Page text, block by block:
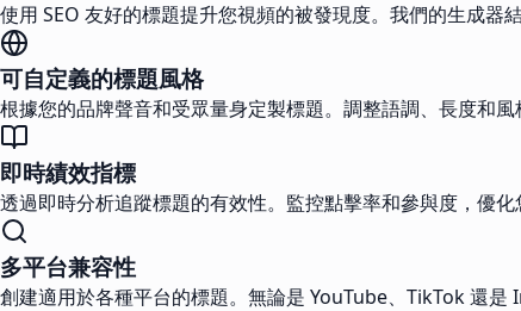
使用 SEO 友好的標題提升您視頻的被發現度。我們的生成器
可自定義的標題風格
根據您的品牌聲音和受眾量身定製標題。調整語調、長度和
即時績效指標
透過即時分析追蹤標題的有效性。監控點擊率和參與度，優化
多平台兼容性
創建適用於各種平台的標題。無論是 YouTube、TikTok 還是